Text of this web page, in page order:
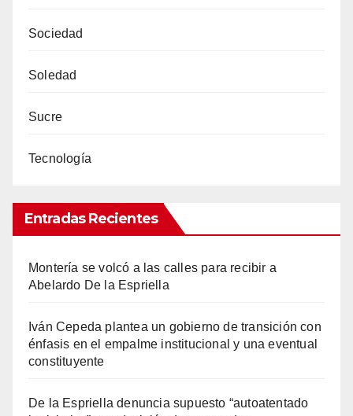
Sociedad
Soledad
Sucre
Tecnología
Entradas Recientes
Montería se volcó a las calles para recibir a
Abelardo De la Espriella
Iván Cepeda plantea un gobierno de transición con
énfasis en el empalme institucional y una eventual
constituyente
De la Espriella denuncia supuesto “autoatentado